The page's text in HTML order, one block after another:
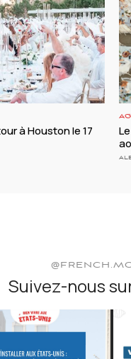
à Houston le 17
Suivez-nous